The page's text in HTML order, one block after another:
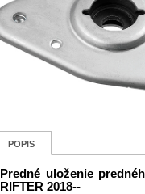
POPIS
Predné uloženie
RIFTER 2018--